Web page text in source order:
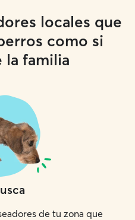
locales que
como si
la familia
de tu zona que